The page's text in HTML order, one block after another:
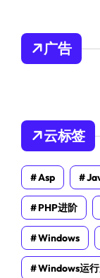
广告
云标签
Asp
PHP进阶
Windows
Windows运